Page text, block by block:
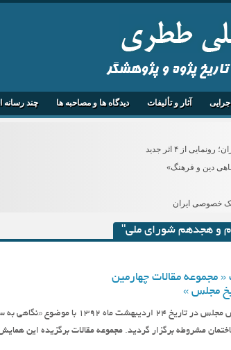
پژوه و پژوهشگر
آثار و تألیفات دیدگاه ها و مصاحبه ها چند رسانه
از ۴ اثر جدید
دین و فرهنگ»
خصوصی ایران
و هجدهم شورای ملی"
مجموعه مقالات چهارمین
مجلس »
چهارمین همایش مجلس در تاریخ 24
مشروطه برگزار گردید. مجموعه مقالات برگزیده این